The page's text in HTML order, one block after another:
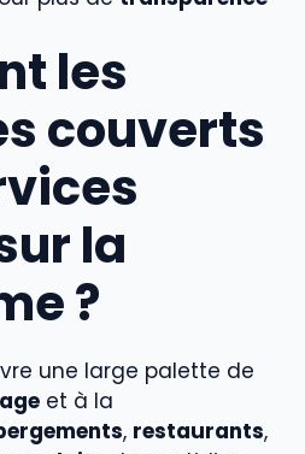
les
couverts
la
?
une large palette de
et à la
, restaurants,